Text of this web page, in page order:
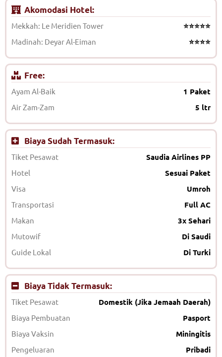
Akomodasi Hotel:
Mekkah: Le Meridien Tower ⭐⭐⭐⭐⭐
Madinah: Deyar Al-Eiman ⭐⭐⭐⭐
Free:
Ayam Al-Baik 1 Paket
Air Zam-Zam 5 ltr
Biaya Sudah Termasuk:
Tiket Pesawat Saudia Airlines PP
Hotel Sesuai Paket
Visa Umroh
Transportasi Full AC
Makan 3x Sehari
Mutowif Di Saudi
Guide Lokal Di Turki
Biaya Tidak Termasuk:
Tiket Pesawat Domestik (Jika Jemaah Daerah)
Biaya Pembuatan Pasport
Biaya Vaksin Miningitis
Pengeluaran Pribadi